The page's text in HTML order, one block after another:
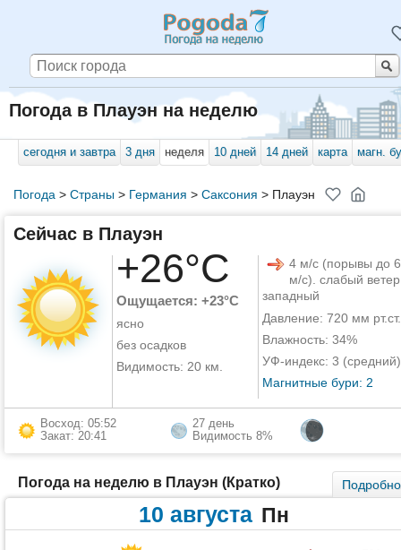
Погода в Плауэн на неделю
сегодня и завтра 3 дня неделя 10 дней 14 дней карта магн.
Погода > Страны> Германия > Саксония > Плауэн
Сейчас в Плауэн
+26°C
Ощущается: +23°C
ясно
без осадков
Видимость: 20 км.
4 м/с (порывы до 6
м/с). слабый
западный
Давление: 720 мм рт.ст.
Влажность: 34%
УФ-индекс: 3 (средний)
Магнитные бури: 2
Восход: 05:52
Закат: 20:41
27 день
Видимость 8%
Погода на неделю в Плауэн (Кратко) Подробно
10 августа Пн